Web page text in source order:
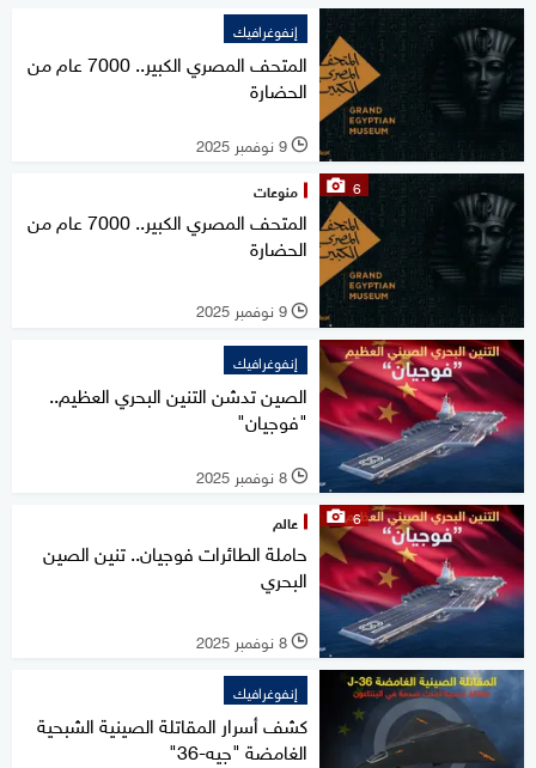
إنفوغرافيك
المتحف المصري الكبير.. 7000 عام من
الحضارة
l 9 نوفمبر 2025
6 منوعات
المتحف المصري الكبير.. 7000 عام من
الحضارة
l 9 نوفمبر 2025
إنفوغرافيك
الصين تدشن التنين البحري العظيم..
"فوجيان"
l 8 نوفمبر 2025
6 عالم
حاملة الطائرات فوجيان.. تنين الصين
البحري
l 8 نوفمبر 2025
إنفوغرافيك
كشف أسرار المقاتلة الصينية الشبحية
الغامضة "جيه-36"